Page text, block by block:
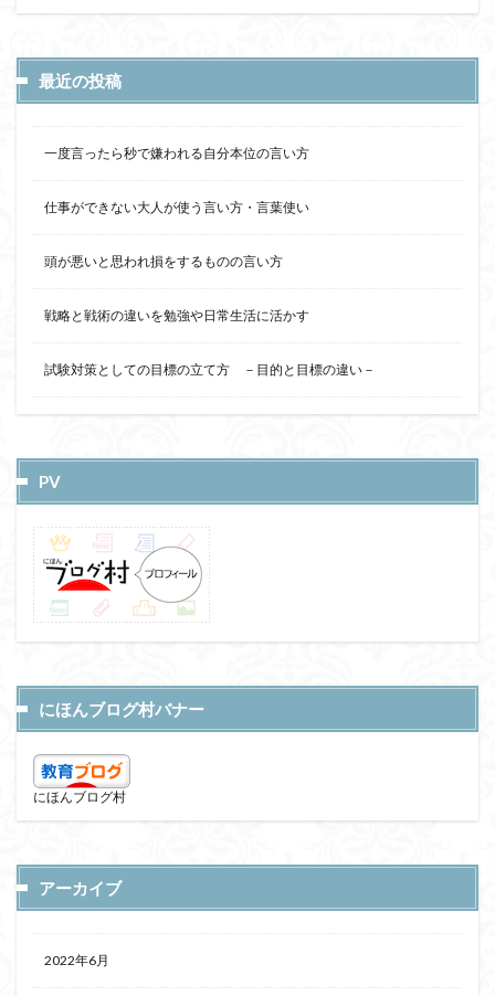
最近の投稿
一度言ったら秒で嫌われる自分本位の言い方
仕事ができない大人が使う言い方・言葉使い
頭が悪いと思われ損をするものの言い方
戦略と戦術の違いを勉強や日常生活に活かす
試験対策としての目標の立て方 －目的と目標の違い－
PV
にほんブログ村バナー
にほんブログ村
アーカイブ
2022年6月